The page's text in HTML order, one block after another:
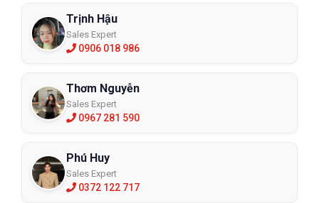
Trịnh Hậu
Sales Expert
0906 018 986
Thơm Nguyễn
Sales Expert
0967 281 590
Phú Huy
Sales Expert
0372 122 717